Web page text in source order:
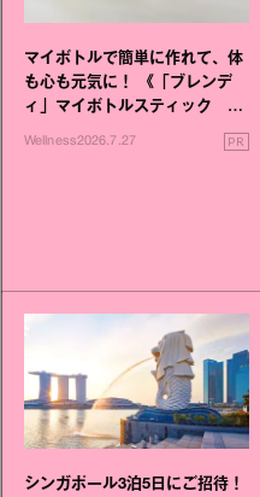
マイボトルで簡単に作れて、体
も心も元気に！ 《「ブレンデ
ィ」マイボトルスティック い
いこと毎日》シリーズが誕生
Wellness2026.7.27 PR
シンガポール3泊5日にご招待！